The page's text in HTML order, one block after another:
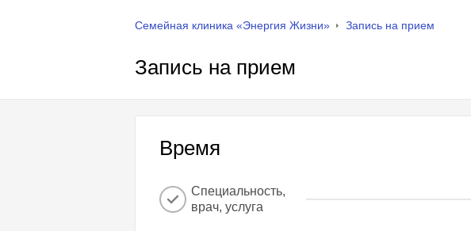
Семейная клиника «Энергия Жизни» Запись на прием
Запись на прием
Время
Специальность,
врач, услуга